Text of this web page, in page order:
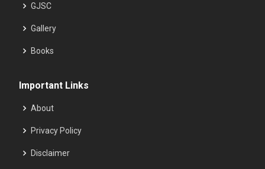
GJSC
Gallery
Books
Important Links
About
Privacy Policy
Disclaimer